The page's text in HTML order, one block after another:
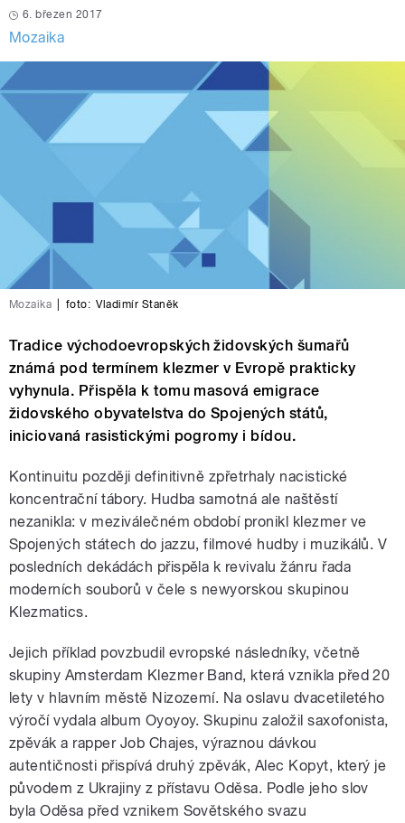
6. březen 2017
Mozaika
Mozaika foto: Vladimír Staněk
Tradice východoevropských židovských šumařů
známá pod termínem klezmer v Evropě prakticky
vyhynula. Přispěla k tomu masová emigrace
židovského obyvatelstva do Spojených států,
iniciovaná rasistickými pogromy i bídou.
Kontinuitu později definitivně zpřetrhaly nacistické
koncentrační tábory. Hudba samotná ale naštěstí
nezanikla: v meziválečném období pronikl klezmer ve
Spojených státech do jazzu, filmové hudby i muzikálů. V
posledních dekádách přispěla k revivalu žánru řada
moderních souborů v čele s newyorskou skupinou
Klezmatics.
Jejich příklad povzbudil evropské následníky, včetně
skupiny Amsterdam Klezmer Band, která vznikla před 20
lety v hlavním městě Nizozemí. Na oslavu dvacetiletého
výročí vydala album Oyoyoy. Skupinu založil saxofonista,
zpěvák a rapper Job Chajes, výraznou dávkou
autentičnosti přispívá druhý zpěvák, Alec Kopyt, který je
původem z Ukrajiny z přístavu Oděsa. Podle jeho slov
byla Oděsa před vznikem Sovětského svazu